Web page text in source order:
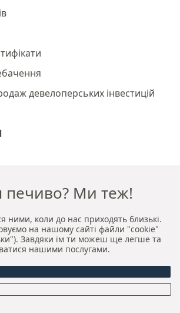
девелоперських інвестицій
нерухомості Краків
нерухомості Вроцлав
модель продажу та оренди
Ми теж!
ними, коли до нас приходять близькі.
на нашому сайті файли "cookie"
Завдяки їм ти можеш ще легше та
нашими послугами.